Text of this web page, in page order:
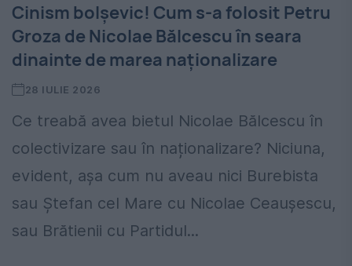
Cinism bolșevic! Cum s-a folosit Petru
Groza de Nicolae Bălcescu în seara
dinainte de marea naționalizare
28 IULIE 2026
Ce treabă avea bietul Nicolae Bălcescu în
colectivizare sau în naționalizare? Niciuna,
evident, așa cum nu aveau nici Burebista
sau Ștefan cel Mare cu Nicolae Ceaușescu,
sau Brătienii cu Partidul...